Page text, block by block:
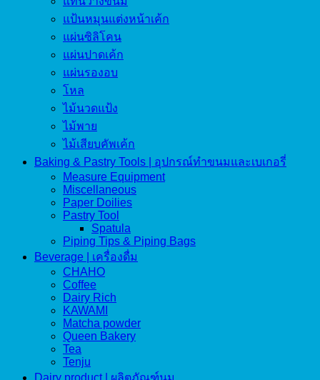
แป้นหมุนแต่งหน้าเค้ก
แผ่นซิลิโคน
แผ่นปาดเค้ก
แผ่นรองอบ
โหล
ไม้นวดแป้ง
ไม้พาย
ไม้เสียบคัพเค้ก
Baking & Pastry Tools | อุปกรณ์ทำขนมและเบเกอรี่
Measure Equipment
Miscellaneous
Paper Doilies
Pastry Tool
Spatula
Piping Tips & Piping Bags
Beverage | เครื่องดื่ม
CHAHO
Coffee
Dairy Rich
KAWAMI
Matcha powder
Queen Bakery
Tea
Tenju
Dairy product | ผลิตภัณฑ์นม